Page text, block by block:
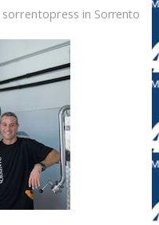
sorrentopress in Sorrento